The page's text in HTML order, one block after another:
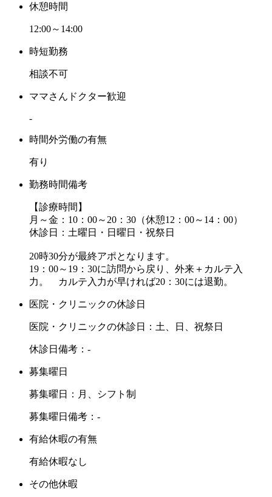
休憩時間
12:00～14:00
時短勤務
相談不可
ママさんドクター歓迎
-
時間外労働の有無
有り
勤務時間備考
【診療時間】
月～金：10：00～20：30（休憩12：00～14：00）
休診日：土曜日・日曜日・祝祭日
20時30分が最終アポとなります。
19：00～19：30に訪問から戻り、外来＋カルテ入
力。 カルテ入力が早ければ20：30には退勤。
医院・クリニックの休診日
医院・クリニックの休診日：土、日、祝祭日
休診日備考：-
募集曜日
募集曜日：月、シフト制
募集曜日備考：-
有給休暇の有無
有給休暇なし
その他休暇